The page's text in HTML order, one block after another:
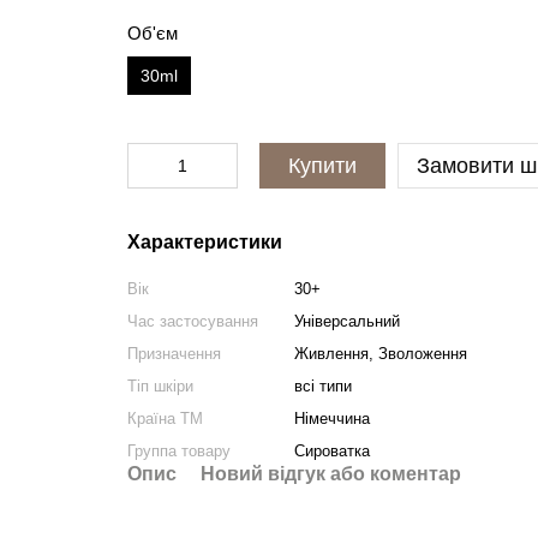
Об'єм
30ml
Купити Замовити
Характеристики
Вік
30+
Час застосування
Універсальний
Призначення
Живлення, Зволоження
Тіп шкіри
всі типи
Країна ТМ
Німеччина
Группа товару
Сироватка
Опис Новий відгук або коментар